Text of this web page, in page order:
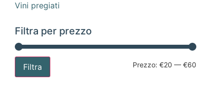
Vini pregiati
Filtra per prezzo
Filtra Prezzo: €20 — €60